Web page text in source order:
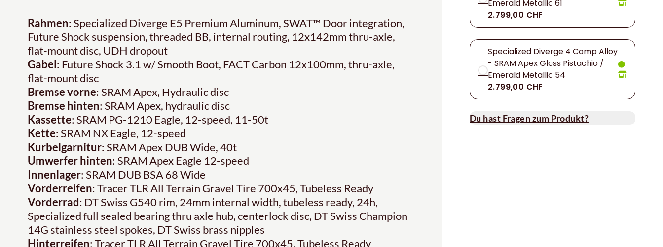
Rahmen: Specialized Diverge E5 Premium Aluminum, SWAT™ Door integration,
Future Shock suspension, threaded BB, internal routing, 12x142mm thru-axle,
flat-mount disc, UDH dropout
Gabel: Future Shock 3.1 w/ Smooth Boot, FACT Carbon 12x100mm, thru-axle,
flat-mount disc
Bremse vorne: SRAM Apex, Hydraulic disc
Bremse hinten: SRAM Apex, hydraulic disc
Kassette: SRAM PG-1210 Eagle, 12-speed, 11-50t
Kette: SRAM NX Eagle, 12-speed
Kurbelgarnitur: SRAM Apex DUB Wide, 40t
Umwerfer hinten: SRAM Apex Eagle 12-speed
Innenlager: SRAM DUB BSA 68 Wide
Vorderreifen: Tracer TLR All Terrain Gravel Tire 700x45, Tubeless Ready
Vorderrad: DT Swiss G540 rim, 24mm internal width, tubeless ready, 24h,
Specialized full sealed bearing thru axle hub, centerlock disc, DT Swiss Champion
14G stainless steel spokes, DT Swiss brass nipples
Hinterreifen: Tracer TLR All Terrain Gravel Tire 700x45, Tubeless Ready
Emerald Metallic 61
2.799,00 CHF
Specialized Diverge 4 Comp Alloy
- SRAM Apex Gloss Pistachio /
Emerald Metallic 54
2.799,00 CHF
Du hast Fragen zum Produkt?